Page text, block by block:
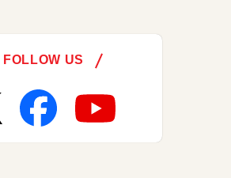
FOLLOW US